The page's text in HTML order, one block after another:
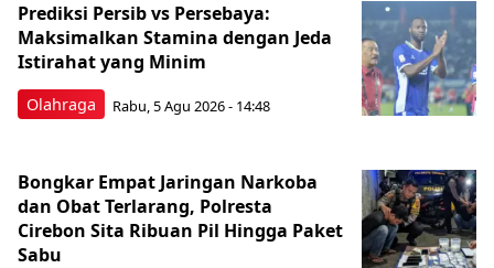
Olahraga
Prediksi Persib vs Persebaya:
Maksimalkan Stamina dengan Jeda
Istirahat yang Minim
Rabu, 5 Agu 2026 - 14:48
Bongkar Empat Jaringan Narkoba
dan Obat Terlarang, Polresta
Cirebon Sita Ribuan Pil Hingga Paket
Sabu